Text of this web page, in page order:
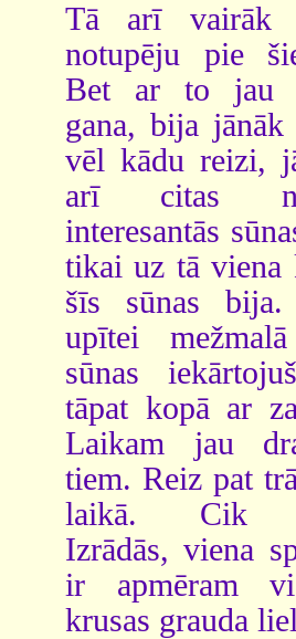
Tā arī vairāk
notupēju pie
Bet ar to jau
gana, bija
vēl kādu reizi,
arī citas
interesantās
tikai uz tā viena
šīs sūnas
upītei
sūnas
tāpat kopā ar
Laikam jau
tiem. Reiz pat
laikā. Cik
Izrādās, viena
ir apmēram
krusas grauda